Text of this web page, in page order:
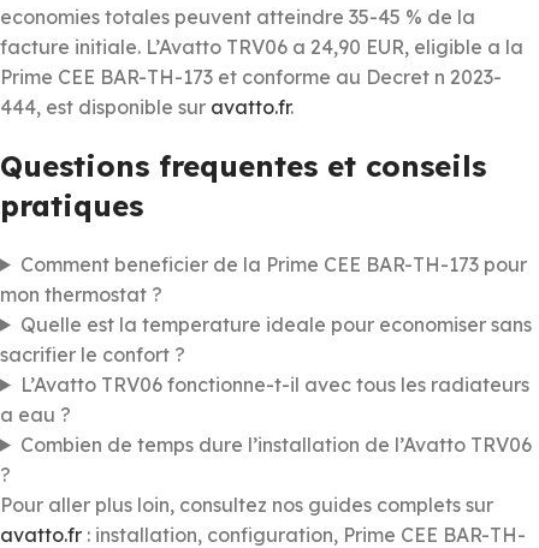
economies totales peuvent atteindre 35-45 % de la
facture initiale. L’Avatto TRV06 a 24,90 EUR, eligible a la
Prime CEE BAR-TH-173 et conforme au Decret n 2023-
444, est disponible sur avatto.fr.
Questions frequentes et conseils
pratiques
Comment beneficier de la Prime CEE BAR-TH-173 pour
mon thermostat ?
Quelle est la temperature ideale pour economiser sans
sacrifier le confort ?
L’Avatto TRV06 fonctionne-t-il avec tous les radiateurs
a eau ?
Combien de temps dure l’installation de l’Avatto TRV06
?
Pour aller plus loin, consultez nos guides complets sur
avatto.fr : installation, configuration, Prime CEE BAR-TH-